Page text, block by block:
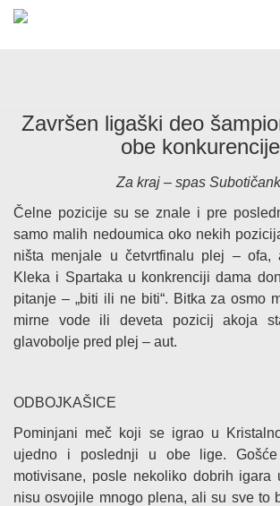
Završen ligaški deo
obe konkurencije
Za kraj – spas
Čelne pozicije su se znale i pre
samo malih nedoumica oko nekih
ništa menjale u četvrtfinalu plej – ofa,
Kleka i Spartaka u konkrenciji dama
pitanje – „biti ili ne biti“. Bitka za osmo
mirne vode ili deveta pozicij akoja
glavobolje pred plej – aut.
ODBOJKAŠICE
Pominjani meč koji se igrao u
ujedno i poslednji u obe lige.
motivisane, posle nekoliko dobrih igara
nisu osvojile mnogo plena, ali su sve to